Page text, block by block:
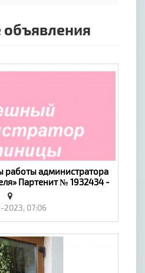
работы администратора
Партенит № 1932434 -
услуг, Обучение»
2023, 07:06